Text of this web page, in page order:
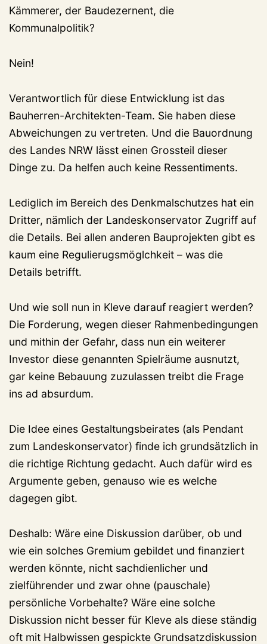
Kämmerer, der Baudezernent, die
Kommunalpolitik?
Nein!
Verantwortlich für diese Entwicklung ist das
Bauherren-Architekten-Team. Sie haben diese
Abweichungen zu vertreten. Und die Bauordnung
des Landes NRW lässt einen Grossteil dieser
Dinge zu. Da helfen auch keine Ressentiments.
Lediglich im Bereich des Denkmalschutzes hat ein
Dritter, nämlich der Landeskonservator Zugriff auf
die Details. Bei allen anderen Bauprojekten gibt es
kaum eine Regulierugsmöglchkeit – was die
Details betrifft.
Und wie soll nun in Kleve darauf reagiert werden?
Die Forderung, wegen dieser Rahmenbedingungen
und mithin der Gefahr, dass nun ein weiterer
Investor diese genannten Spielräume ausnutzt,
gar keine Bebauung zuzulassen treibt die Frage
ins ad absurdum.
Die Idee eines Gestaltungsbeirates (als Pendant
zum Landeskonservator) finde ich grundsätzlich in
die richtige Richtung gedacht. Auch dafür wird es
Argumente geben, genauso wie es welche
dagegen gibt.
Deshalb: Wäre eine Diskussion darüber, ob und
wie ein solches Gremium gebildet und finanziert
werden könnte, nicht sachdienlicher und
zielführender und zwar ohne (pauschale)
persönliche Vorbehalte? Wäre eine solche
Diskussion nicht besser für Kleve als diese ständig
oft mit Halbwissen gespickte Grundsatzdiskussion